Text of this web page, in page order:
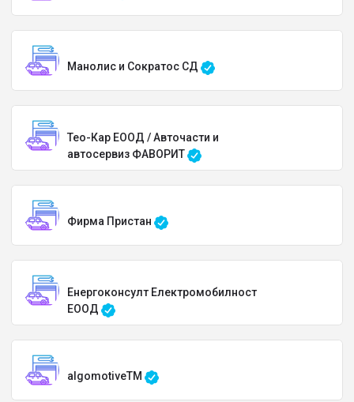
Манолис и Сократос СД
Тео-Кар ЕООД / Авточасти и
автосервиз ФАВОРИТ
Фирма Пристан
Енергоконсулт Електромобилност
ЕООД
algomotiveTM